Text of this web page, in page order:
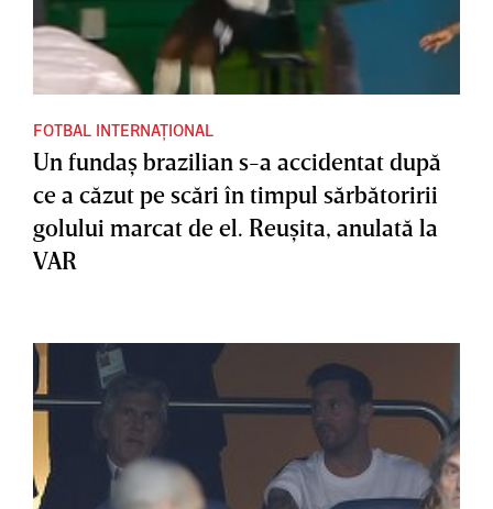
FOTBAL INTERNAȚIONAL
Un fundaş brazilian s-a accidentat după
ce a căzut pe scări în timpul sărbătoririi
golului marcat de el. Reuşita, anulată la
VAR